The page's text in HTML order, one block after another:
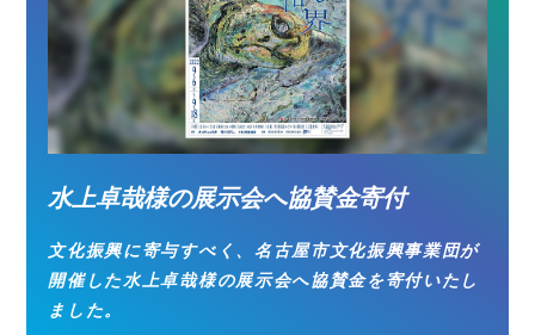
水上卓哉様の展示会へ協賛金寄付
文化振興に寄与すべく、名古屋市文化振興事業団が
開催した水上卓哉様の展示会へ協賛金を寄付いたし
ました。